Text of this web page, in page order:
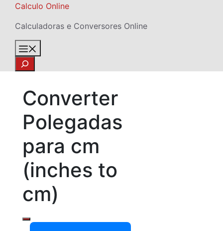
Skip
content
Calculo Online
Calculadoras e Conversores Online
Search
Converter
Polegadas
para cm
(inches to
cm)